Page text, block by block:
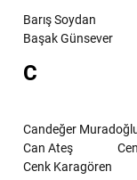
Barış Soydan
Başak Günsever
C
Candeğer
Can Ateş
Cenk Karagören